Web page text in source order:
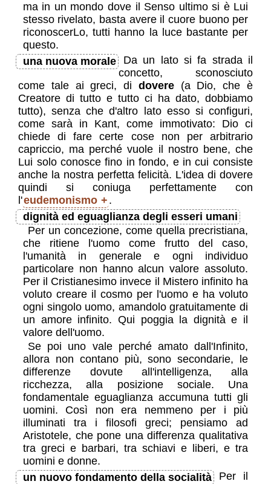
ma in un mondo dove il Senso ultimo si è Lui
stesso rivelato, basta avere il cuore buono per
riconoscerLo, tutti hanno la luce bastante per
questo.
una nuova morale
Da un lato si fa strada il
concetto, sconosciuto
come tale ai greci, di dovere(a Dio, che è
Creatore di tutto e tutto ci ha dato, dobbiamo
tutto), senza che d'altro lato esso si configuri,
come sarà in Kant, come immotivato: Dio ci
chiede di fare certe cose non per arbitrario
capriccio, ma perché vuole il nostro bene, che
Lui solo conosce fino in fondo, e in cui consiste
anche la nostra perfetta felicità. L'idea di dovere
quindi si coniuga perfettamente con
l'eudemonismo
.
dignità ed eguaglianza degli esseri umani
Per un concezione, come quella precristiana,
che ritiene l'uomo come frutto del caso,
l'umanità in generale e ogni individuo
particolare non hanno alcun valore assoluto.
Per il Cristianesimo invece il Mistero infinito ha
voluto creare il cosmo per l'uomo e ha voluto
ogni singolo uomo, amandolo gratuitamente di
un amore infinito. Qui poggia la dignità e il
valore dell'uomo.
Se poi uno vale perché amato dall'Infinito,
allora non contano più, sono secondarie, le
differenze dovute all'intelligenza, alla
ricchezza, alla posizione sociale. Una
fondamentale eguaglianza accumuna tutti gli
uomini. Così non era nemmeno per i più
illuminati tra i filosofi greci; pensiamo ad
Aristotele, che pone una differenza qualitativa
tra greci e barbari, tra schiavi e liberi, e tra
uomini e donne.
un nuovo fondamento della socialità
Per il